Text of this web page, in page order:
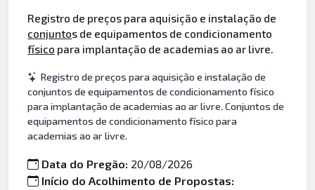
Registro de preços para aquisição e instalação de
conjuntos de equipamentos de condicionamento
físico para implantação de academias ao ar livre.
Registro de preços para aquisição e instalação de
conjuntos de equipamentos de condicionamento físico
para implantação de academias ao ar livre. Conjuntos de
equipamentos de condicionamento físico para
academias ao ar livre.
Data do Pregão: 20/08/2026
Início do Acolhimento de Propostas: